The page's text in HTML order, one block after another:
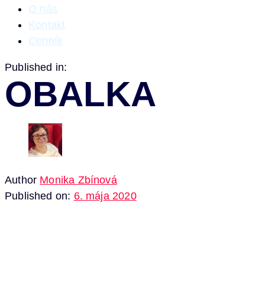
O nás
Kontakt
Cenník
Published in:
OBALKA
Author Monika Zbínová
Published on: 6. mája 2020